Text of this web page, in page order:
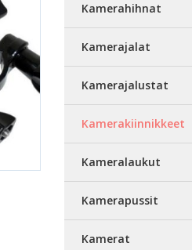
Kamerahihnat
Kamerajalat
Kamerajalustat
Kamerakiinnikkeet
Kameralaukut
Kamerapussit
Kamerat